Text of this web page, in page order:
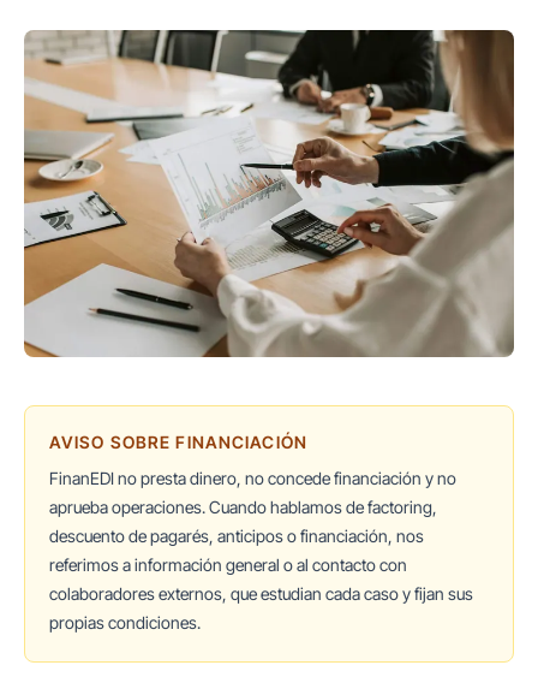
AVISO SOBRE FINANCIACIÓN
FinanEDI no presta dinero, no concede financiación y no
aprueba operaciones. Cuando hablamos de factoring,
descuento de pagarés, anticipos o financiación, nos
referimos a información general o al contacto con
colaboradores externos, que estudian cada caso y fijan sus
propias condiciones.